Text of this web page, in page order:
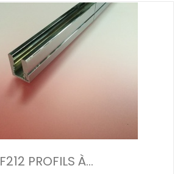
F212 PROFILS À...